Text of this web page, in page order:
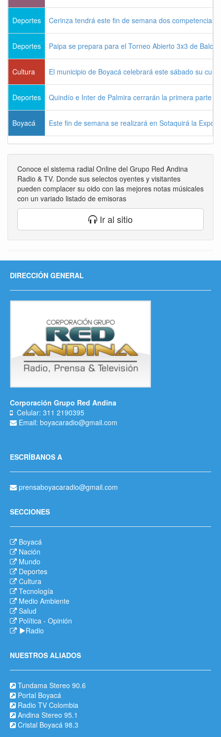
Deportes Cerinza tendrá este fin de semana dos competencias
Deportes Paipa se prepara para el Torneo Abierto 3x3 de
Cultura El municipio de Boyacá celebrará este sábado su
Deportes Quindío e Inter de Palmira cerrarán la primera parte
Boyacá Este fin de semana se realizará en Sotaquirá la
Conoce el sistema radial Online del Grupo Red Andina
Radio & TV. Donde sus selectos oyentes y visitantes
pueden complacer su oido con las mejores notas músicales
con un variado listado de emisoras
Ir al sitio
DIRECCIÓN GENERAL
Corporación Grupo Red Andina
Celular: 311 2190395
Email: boyacaradio@gmail.com
ESCRÍBANOS A
prensaboyacaradio@gmail.com
SECCIONES
Boyacá
Nación
Mundo
Deportes
Cultura
Tecnología
Medio Ambiente
Salud
Política - Opinión
Radio
NUESTROS ALIADOS
Tundama Stereo 90.6
Portal Boyacá
Radio TV Colombia
Andina Stereo 95.1
Cristal Boyacá 98.3